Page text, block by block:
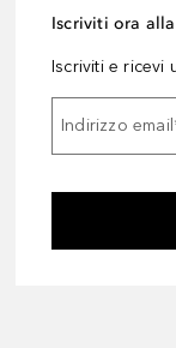
Iscriviti ora
Iscriviti e ricevi
Indirizzo email